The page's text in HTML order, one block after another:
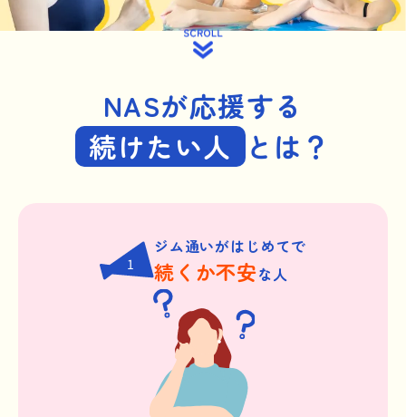
NASが応援する
続けたい人 とは？
1
ジム通いがはじめてで
続くか不安な人